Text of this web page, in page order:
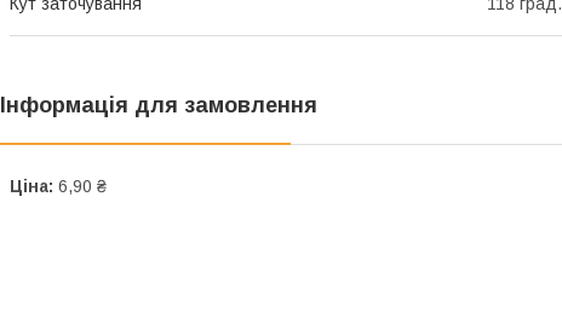
Інформація для замовлення
Ціна: 6,90 ₴